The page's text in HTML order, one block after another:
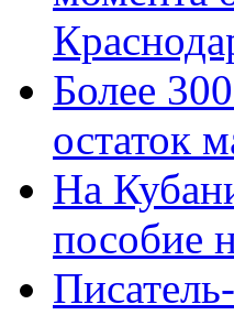
Более
остаток
На
пособие